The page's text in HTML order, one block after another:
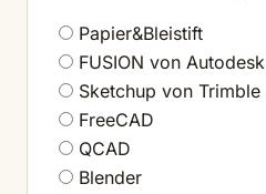
Papier&Bleistift
FUSION von Autodesk
Sketchup von Trimble
FreeCAD
QCAD
Blender